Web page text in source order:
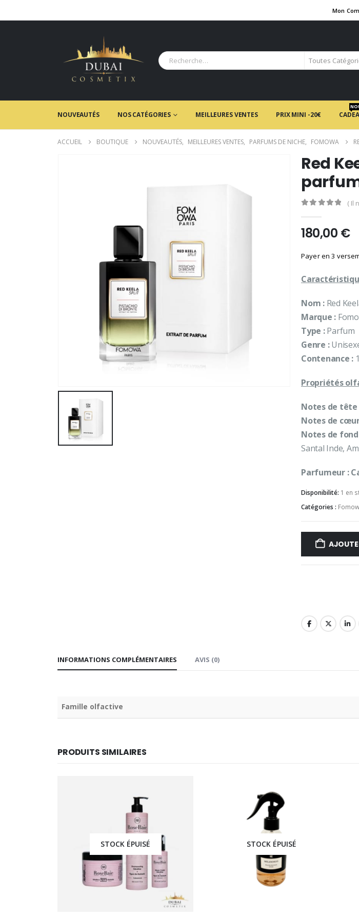
Mon
Toutes
NOUVEAUTÉS NOS CATÉGORIES MEILLEURES VENTES PRIX MINI -20€
ACCUEIL BOUTIQUE NOUVEAUTÉS, MEILLEURES VENTES, PARFUMS DE NICHE, FOMOWA
Red
( Il
180,00 €
Payer en 3
Nom :Red
Marque :
Type :Parfum
Genre :
Contenance :
Propriétés
Notes de tête
Notes de
Notes de
Santal Inde,
Parfumeur :
Disponibilité: 1 en
Catégories :
INFORMATIONS COMPLÉMENTAIRES AVIS (0)
Famille olfactive
PRODUITS SIMILAIRES
STOCK ÉPUISÉ STOCK ÉPUISÉ